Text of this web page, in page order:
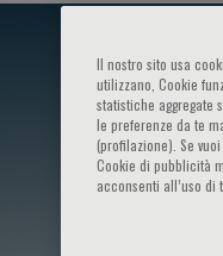
Il nostro sito usa
utilizzano, Cookie
statistiche
le preferenze da te
(profilazione). Se
Cookie di pubblicità
acconsenti all’uso di